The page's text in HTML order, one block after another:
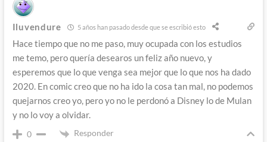
Iluvendure 5 años han pasado desde que se escribió esto
Hace tiempo que no me paso, muy ocupada con los estudios
me temo, pero quería desearos un feliz año nuevo, y
esperemos que lo que venga sea mejor que lo que nos ha dado
2020. En comic creo que no ha ido la cosa tan mal, no podemos
quejarnos creo yo, pero yo no le perdonó a Disney lo de Mulan
y no lo voy a olvidar.
0 Responder